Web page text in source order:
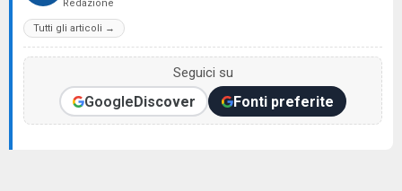
Redazione
Tutti gli articoli →
Seguici su
GoogleDiscover Fonti preferite